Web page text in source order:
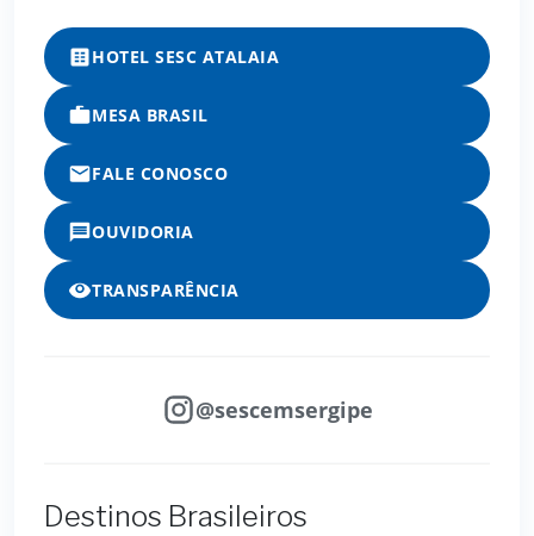
HOTEL SESC ATALAIA
MESA BRASIL
FALE CONOSCO
OUVIDORIA
TRANSPARÊNCIA
@sescemsergipe
Destinos Brasileiros